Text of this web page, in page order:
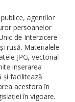
agenților
persoanelor
de Interzicere
rusă. Materialele
JPG, vectorial
inserarea
și facilitează
acestora în
în vigoare.